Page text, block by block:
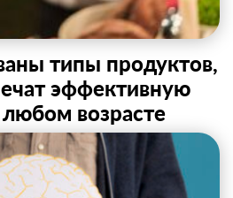
типы продуктов,
эффективную
возрасте